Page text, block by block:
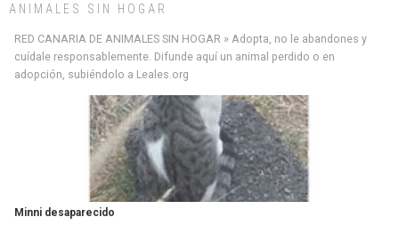
ANIMALES SIN HOGAR
RED CANARIA DE ANIMALES SIN HOGAR » Adopta, no le abandones y
cuídale responsablemente. Difunde aquí un animal perdido o en
adopción, subiéndolo a Leales.org
Minni desaparecido